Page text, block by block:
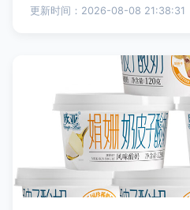
更新时间：2026-08-08 21:38:31